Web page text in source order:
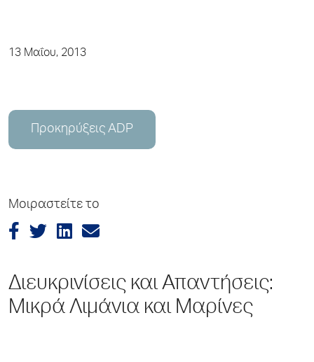
13 Μαΐου, 2013
Προκηρύξεις ADP
Μοιραστείτε το
Διευκρινίσεις και Απαντήσεις:
Μικρά Λιμάνια και Μαρίνες